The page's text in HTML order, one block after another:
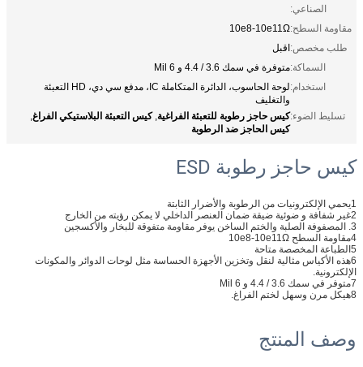
الصناعي:
مقاومة السطح:10e8-10e11Ω
طلب مخصص:اقبل
السماكة:متوفرة في سمك 3.6 / 4.4 و 6 Mil
استخدام:
لوحة الحاسوب، الدائرة المتكاملة IC، مدفع سي دي، HD التعبئة
والتغليف
تسليط الضوء:كيس حاجز رطوبة للتعبئة الفراغية,كيس التعبئة البلاستيكي الفراغ,
كيس الحاجز ضد الرطوبة
كيس حاجز رطوبة ESD
1يحمي الإلكترونيات من الرطوبة والأضرار الثابتة
2غير شفافة و ضوئية ضيقة ضمان العنصر الداخلي لا يمكن رؤيته من الخارج
3. المصفوفة الصلبة والختم الساخن يوفر مقاومة متفوقة للبخار والأكسجين
4مقاومة السطح 10e8-10e11Ω
5الطباعة المخصصة متاحة
6هذه الأكياس مثالية لنقل وتخزين الأجهزة الحساسة مثل لوحات الدوائر والمكونات
الإلكترونية.
7متوفر في سمك 3.6 / 4.4 و 6 Mil
8هيكل مرن وسهل لختم الفراغ.
وصف المنتج